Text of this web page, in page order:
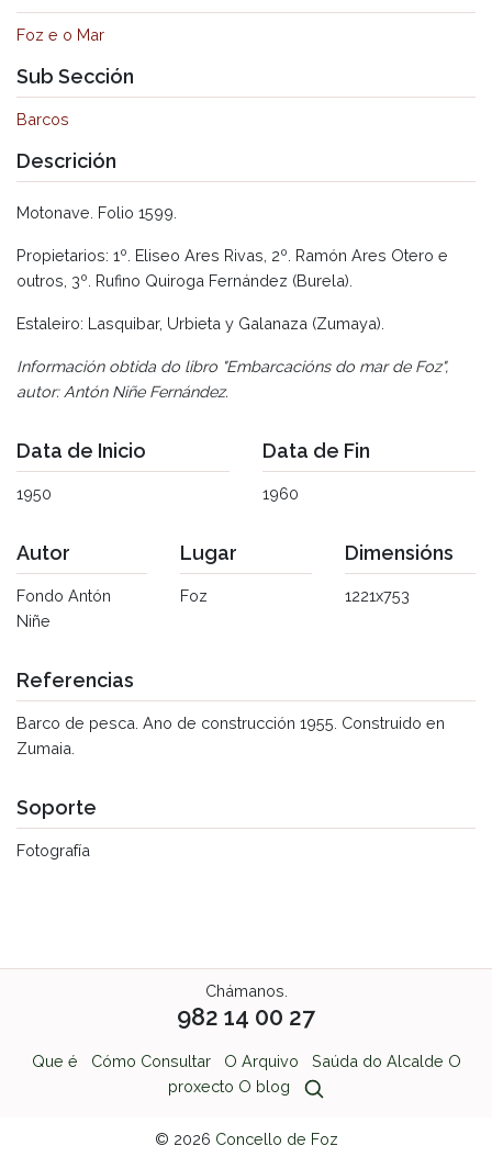
Foz e o Mar
Sub Sección
Barcos
Descrición
Motonave. Folio 1599.
Propietarios: 1º. Eliseo Ares Rivas, 2º. Ramón Ares Otero e
outros, 3º. Rufino Quiroga Fernández (Burela).
Estaleiro: Lasquibar, Urbieta y Galanaza (Zumaya).
Información obtida do libro "Embarcacións do mar de Foz",
autor: Antón Niñe Fernández.
Data de Inicio
1950
Data de Fin
1960
Autor
Fondo Antón
Niñe
Lugar
Foz
Dimensións
1221x753
Referencias
Barco de pesca. Ano de construcción 1955. Construido en
Zumaia.
Soporte
Fotografía
Chámanos.
982 14 00 27
Que é Cómo Consultar O Arquivo Saúda do Alcalde O
proxecto O blog
© 2026 Concello de Foz